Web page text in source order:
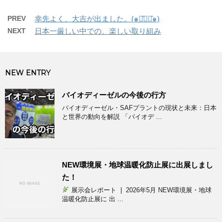
PREV 幸先よく、大吉が出ました。(๑･̑◡･̑๑)
NEXT 日本一厳しい中での、楽しい取り組み
NEW ENTRY
バイオディーゼルの今後の行方
バイオディーゼル・SAFプラントの現状と未来：日本
と世界の動向を解説 「バイオデ ...
NEW環境展・地球温暖化防止展に出展しまし
た！
展示会レポート | 2026年5月 NEW環境展・地球
温暖化防止展に 出 ...